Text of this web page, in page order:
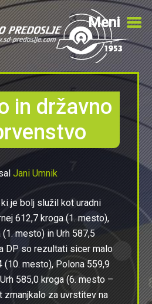
in državno
Jani Umnik
je bolj služil kot uradni
612,7 kroga (1. mesto),
mesto) in Urh 587,5
DP so rezultati sicer malo
(10. mesto), Polona 559,9
585,0 kroga (6. mesto –
zmanjkalo za uvrstitev na
Meni